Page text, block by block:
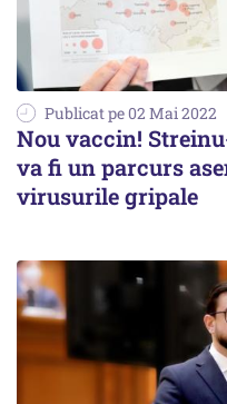
Publicat pe 02 Mai 2022
Nou vaccin!
va fi un parcurs
virusurile gripale